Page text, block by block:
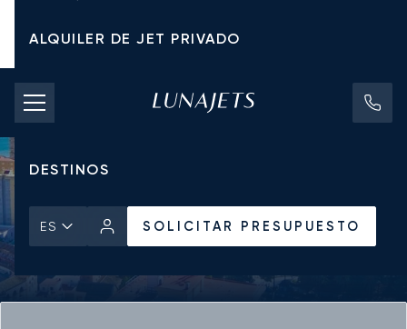
ALQUILER DE JET PRIVADO
TARIFAS DE CHÁRTER
JETS PRIVADOS
DESTINOS
ES SOLICITAR PRESUPUESTO